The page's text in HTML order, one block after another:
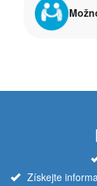
Získejte